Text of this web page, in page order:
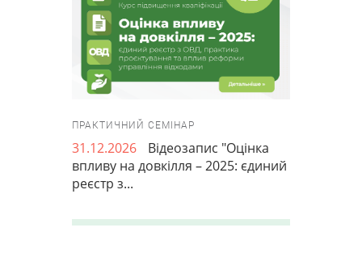
ПРАКТИЧНИЙ СЕМІНАР
31.12.2026
Відеозапис "Оцінка
впливу на довкілля – 2025: єдиний
реєстр з...